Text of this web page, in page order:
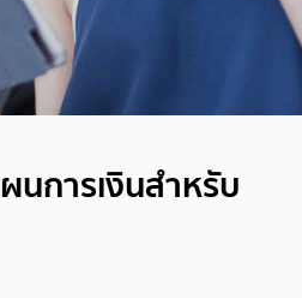
นการเงินสำหรับ